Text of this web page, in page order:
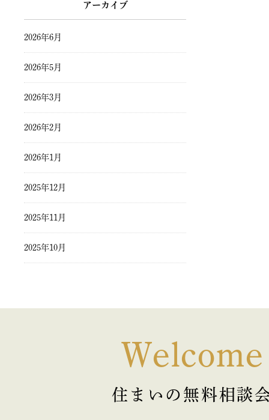
アーカイブ
2026年6月
2026年5月
2026年3月
2026年2月
2026年1月
2025年12月
2025年11月
2025年10月
2025年8月
Welcome
住まいの無料相談